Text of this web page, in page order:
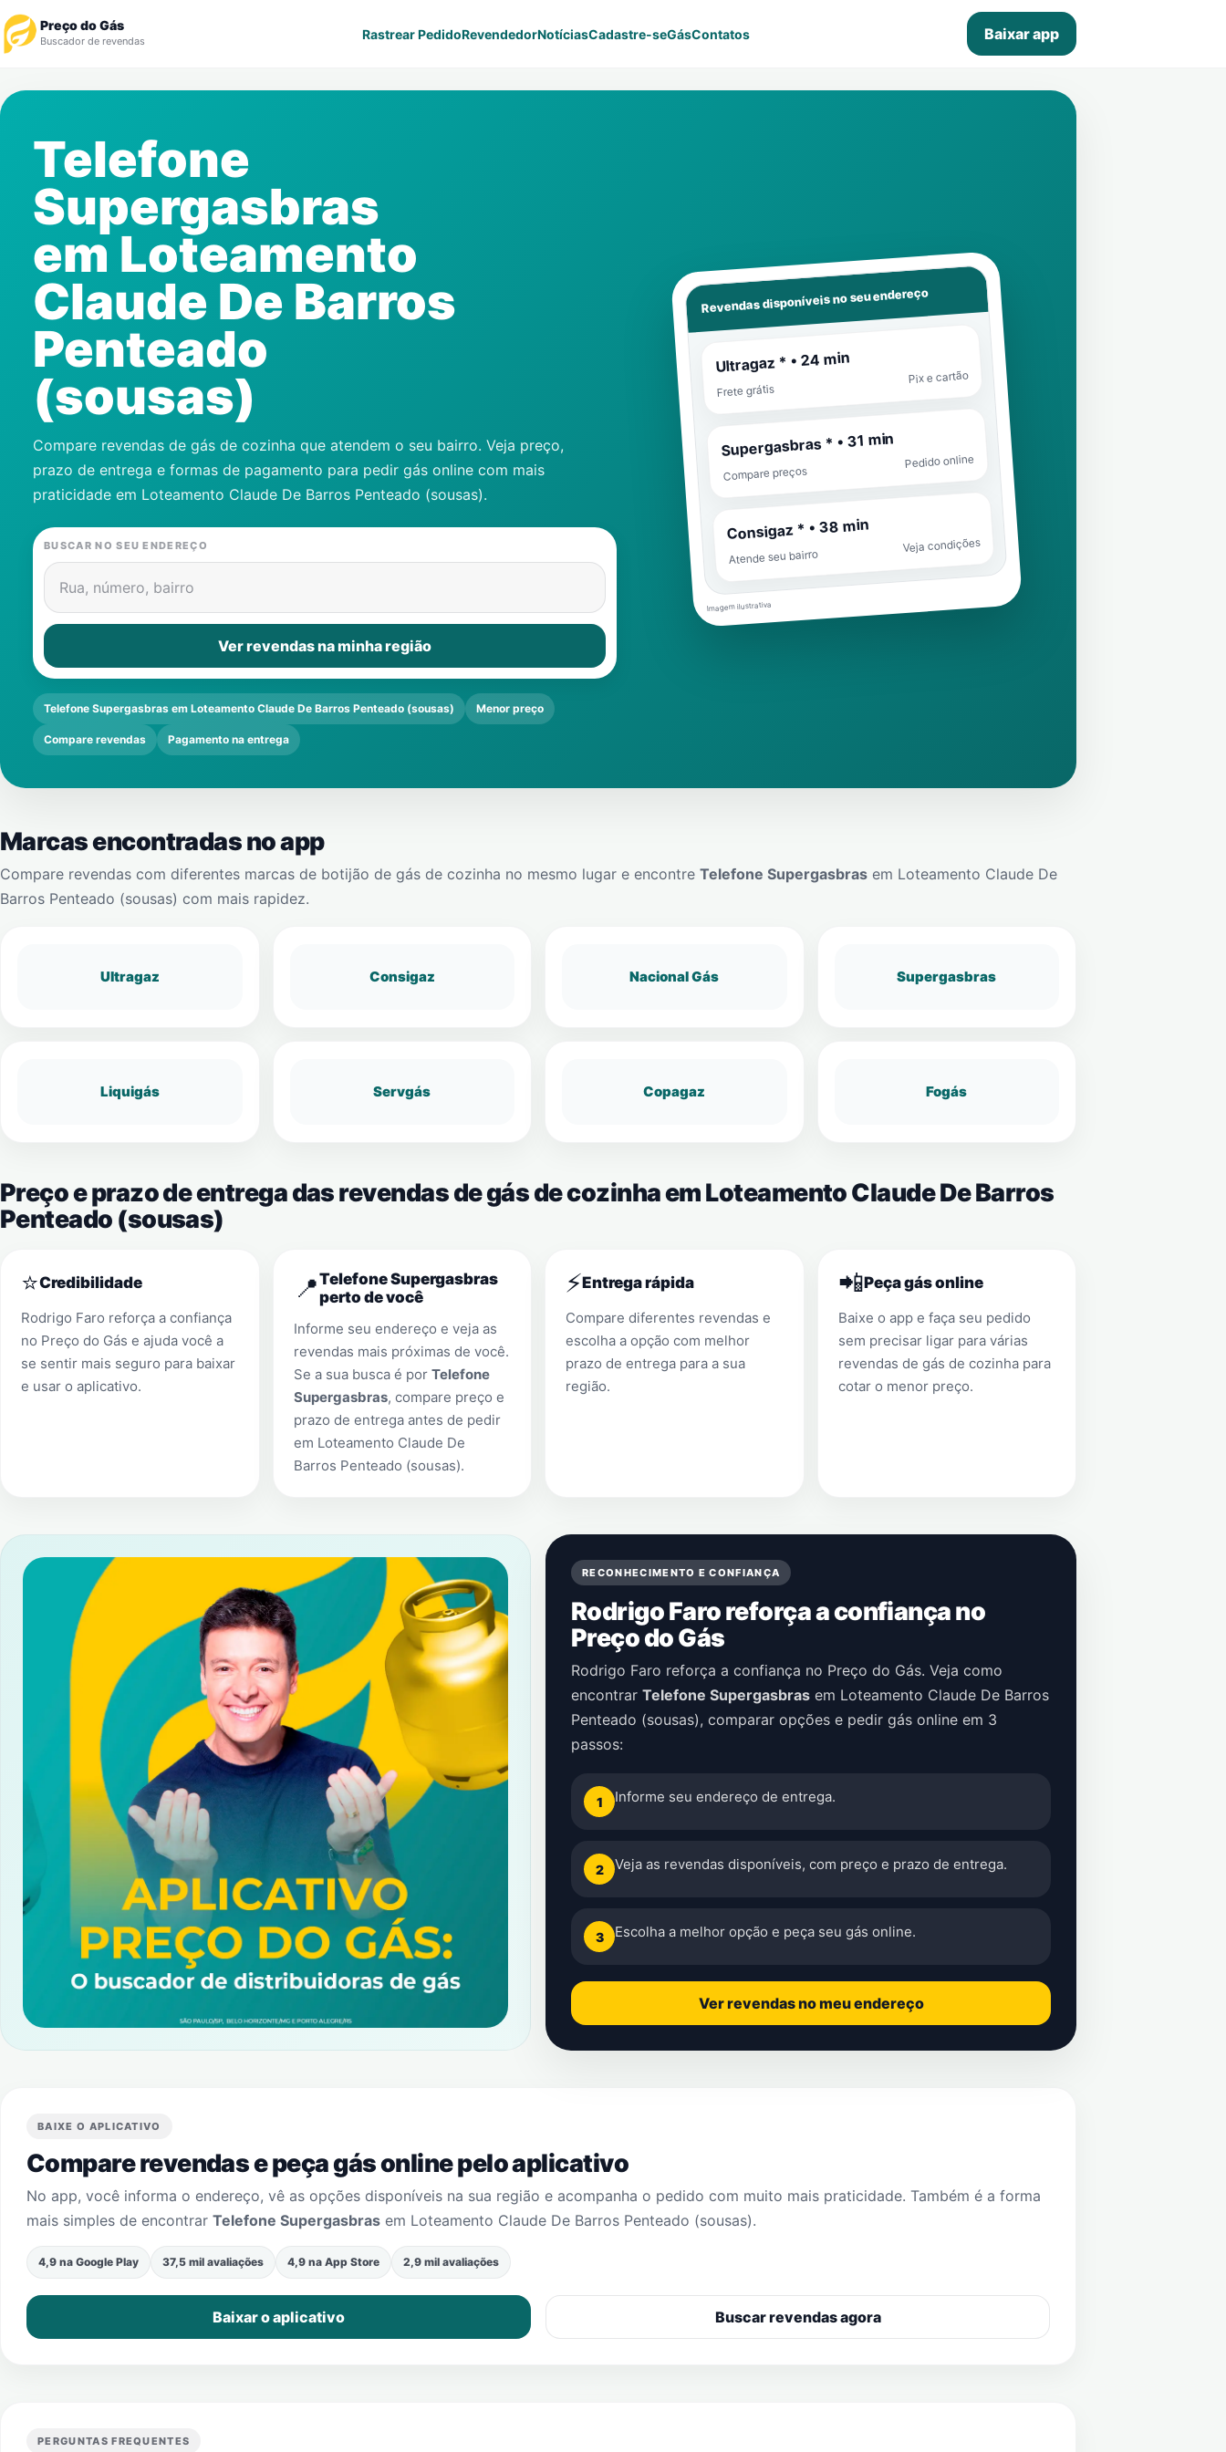
Preço do Gás
Buscador de revendas Rastrear PedidoRevendedorNotíciasCadastre-seGásContatos Baixar app
Revendedor
Notícias
Cadastre-se
Gás
Contatos
Telefone
Supergasbras
emLoteamento
Claude De Barros
Penteado
(sousas)
Compare revendas de gás de cozinha que atendem o seu bairro. Veja preço,
prazo de entrega e formas de pagamento para pedir gás online com mais
praticidade em Loteamento Claude De Barros Penteado (sousas).
BUSCAR NO SEU ENDEREÇO
Rua, número, bairro
Ver revendas na minha região
Telefone Supergasbras em Loteamento Claude De Barros Penteado (sousas) Menor preço
Compare revendas Pagamento na entrega
Revendas disponíveis no seu endereço
Ultragaz * • 24 min
Frete grátis
Pix e cartão
Supergasbras * • 31 min
Compare preços
Pedido online
Consigaz * • 38 min
Atende seu bairro
Veja condições
Imagem ilustrativa
Marcas encontradas no app
Compare revendas com diferentes marcas de botijão de gás de cozinha no mesmo lugar e encontre Telefone Supergasbras em Loteamento Claude De
Barros Penteado (sousas) com mais rapidez.
Ultragaz Consigaz Nacional Gás Supergasbras
Liquigás Servgás Copagaz Fogás
Preço e prazo de entrega das revendas de gás de cozinha em Loteamento Claude De Barros
Penteado (sousas)
⭐Credibilidade
Rodrigo Faro reforça a confiança
no Preço do Gás e ajuda você a
se sentir mais seguro para baixar
e usar o aplicativo.
📍Telefone Supergasbras
perto de você
Informe seu endereço e veja as
revendas mais próximas de você.
Se a sua busca é por Telefone
Supergasbras, compare preço e
prazo de entrega antes de pedir
em Loteamento Claude De
Barros Penteado (sousas).
⚡Entrega rápida
Compare diferentes revendas e
escolha a opção com melhor
prazo de entrega para a sua
região.
📲Peça gás online
Baixe o app e faça seu pedido
sem precisar ligar para várias
revendas de gás de cozinha para
cotar o menor preço.
RECONHECIMENTO E CONFIANÇA
Rodrigo Faro reforça a confiança no
Preço do Gás
Rodrigo Faro reforça a confiança no Preço do Gás. Veja como
encontrar Telefone Supergasbras em Loteamento Claude De Barros
Penteado (sousas), comparar opções e pedir gás online em 3
passos:
1 Informe seu endereço de entrega.
2 Veja as revendas disponíveis, com preço e prazo de entrega.
3 Escolha a melhor opção e peça seu gás online.
Ver revendas no meu endereço
BAIXE O APLICATIVO
Compare revendas e peça gás online pelo aplicativo
No app, você informa o endereço, vê as opções disponíveis na sua região e acompanha o pedido com muito mais praticidade. Também é a forma
mais simples de encontrar Telefone Supergasbras em Loteamento Claude De Barros Penteado (sousas).
4,9 na Google Play 37,5 mil avaliações 4,9 na App Store 2,9 mil avaliações
Baixar o aplicativo Buscar revendas agora
PERGUNTAS FREQUENTES